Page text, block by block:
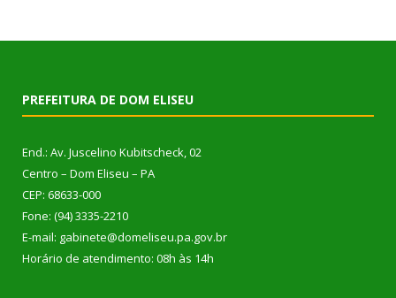
PREFEITURA DE DOM ELISEU
End.: Av. Juscelino Kubitscheck, 02
Centro – Dom Eliseu – PA
CEP: 68633-000
Fone: (94) 3335-2210
E-mail: gabinete@domeliseu.pa.gov.br
Horário de atendimento: 08h às 14h